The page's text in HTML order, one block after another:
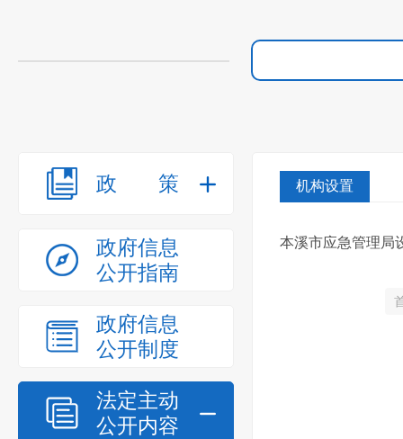
政策
政府信息
公开指南
政府信息
公开制度
法定主动
公开内容
机构设置
本溪市应急管理局